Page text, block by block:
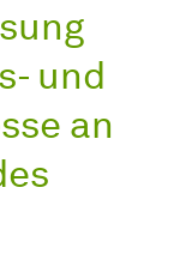
und
an